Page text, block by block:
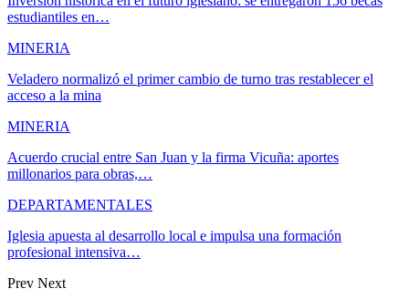
estudiantiles en…
MINERIA
Veladero normalizó el primer cambio de turno tras restablecer el
acceso a la mina
MINERIA
Acuerdo crucial entre San Juan y la firma Vicuña: aportes
millonarios para obras,…
DEPARTAMENTALES
Iglesia apuesta al desarrollo local e impulsa una formación
profesional intensiva…
Prev Next